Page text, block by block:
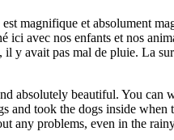
magnifique et absolument
ici avec nos enfants et nos
avait pas mal de pluie. La
absolutely beautiful. You
took the dogs inside
any problems, even in the